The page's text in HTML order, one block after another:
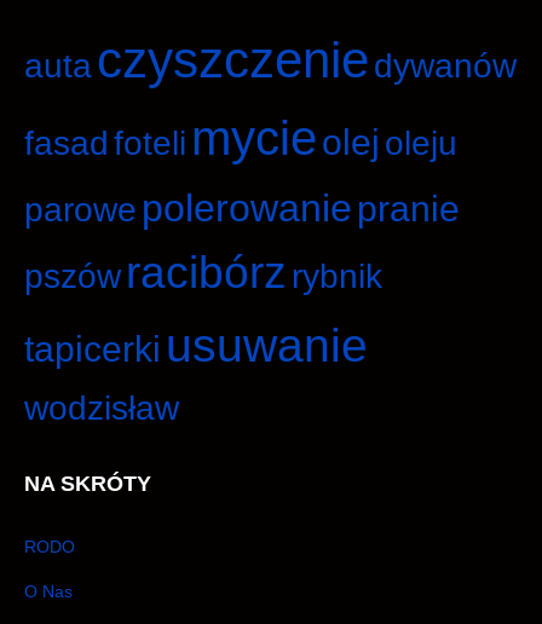
autaczyszczeniedywanów
fasadfoteli mycieolej oleju
parowe polerowanie pranie
pszówracibórz rybnik
tapicerki usuwanie
wodzisław
NA SKRÓTY
RODO
O Nas